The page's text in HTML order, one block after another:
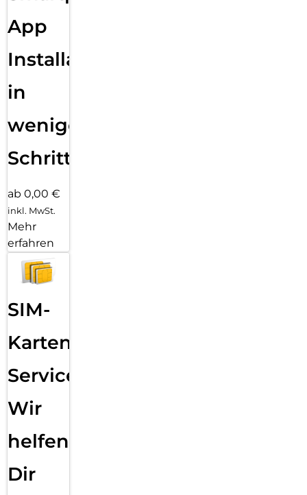
App
Installation
in
wenigen
Schritten
ab 0,00 €
inkl. MwSt.
Mehr
erfahren
SIM-
Karten
Service:
Wir
helfen
Dir